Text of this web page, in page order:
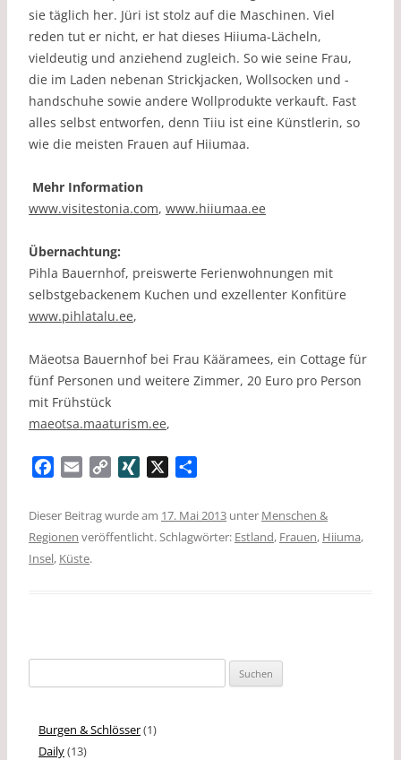
sie täglich her. Jüri ist stolz auf die Maschinen. Viel
reden tut er nicht, er hat dieses Hiiuma-Lächeln,
vieldeutig und anziehend zugleich. So wie seine Frau,
die im Laden nebenan Strickjacken, Wollsocken und -
handschuhe sowie andere Wollprodukte verkauft. Fast
alles selbst entworfen, denn Tiiu ist eine Künstlerin, so
wie die meisten Frauen auf Hiiumaa.
Mehr Information
www.visitestonia.com, www.hiiumaa.ee
Übernachtung:
Pihla Bauernhof, preiswerte Ferienwohnungen mit
selbstgebackenem Kuchen und exzellenter Konfitüre
www.pihlatalu.ee,
Mäeotsa Bauernhof bei Frau Kääramees, ein Cottage für
fünf Personen und weitere Zimmer, 20 Euro pro Person
mit Frühstück
maeotsa.maaturism.ee,
c
e
b
a
i
l
p
y
N
G
i
l
Dieser Beitrag wurde am 17. Mai 2013 unter Menschen &
Regionen veröffentlicht. Schlagwörter: Estland, Frauen, Hiiuma,
Insel, Küste.
nach:
Burgen & Schlösser(1)
Daily(13)